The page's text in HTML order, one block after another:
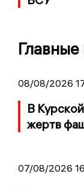
08/08/2026
В
жертв
07/08/2026